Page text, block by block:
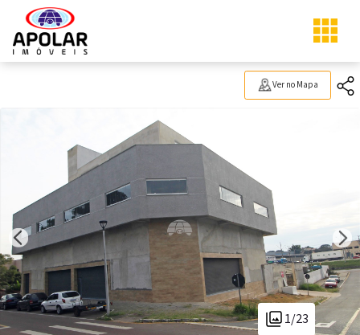
Ver no Mapa
1/23